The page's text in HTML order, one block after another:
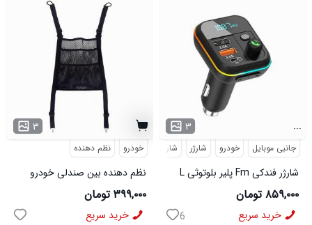
۳
خودرو نظم دهنده
نظم دهنده بین صندلی خودرو
مدل 50899
۳۹۹,۰۰۰ تومان
خرید سریع
۳ ...
جانبی موبایل خودرو شارژر شارژر فندکی
شارژر فندکی Fm پلیر بلوتوثی L
05 مدل 50820
۸۵۹,۰۰۰ تومان
خرید سریع 6